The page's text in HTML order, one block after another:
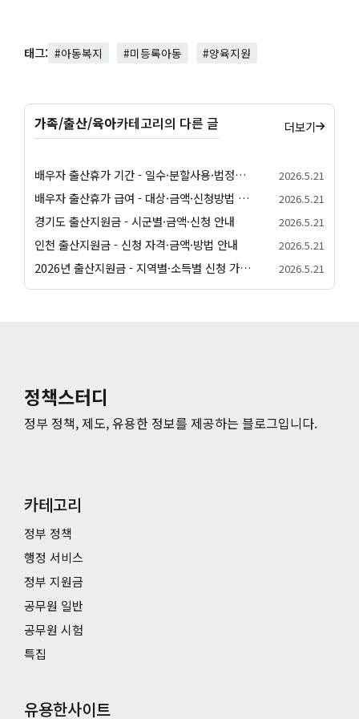
태그: #아동복지 #미등록아동 #양육지원
가족/출산/육아카테고리의 다른 글 더보기
배우자 출산휴가 기간 - 일수·분할사용·법정기준 안내 2026.5.21
배우자 출산휴가 급여 - 대상·금액·신청방법 정리 2026.5.21
경기도 출산지원금 - 시군별·금액·신청 안내 2026.5.21
인천 출산지원금 - 신청 자격·금액·방법 안내 2026.5.21
2026년 출산지원금 - 지역별·소득별 신청 가이드 2026.5.21
정책스터디
정부 정책, 제도, 유용한 정보를 제공하는 블로그입니다.
카테고리
정부 정책
행정 서비스
정부 지원금
공무원 일반
공무원 시험
특집
유용한사이트